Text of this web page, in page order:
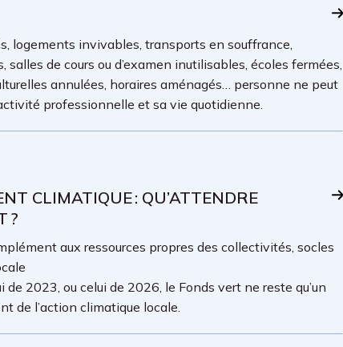
logements invivables, transports en souffrance,
de cours ou d’examen inutilisables, écoles fermées,
annulées, horaires aménagés… personne ne peut
professionnelle et sa vie quotidienne.
CLIMATIQUE : QU’ATTENDRE
?
aux ressources propres des collectivités, socles
2023, ou celui de 2026, le Fonds vert ne reste qu’un
de l’action climatique locale.